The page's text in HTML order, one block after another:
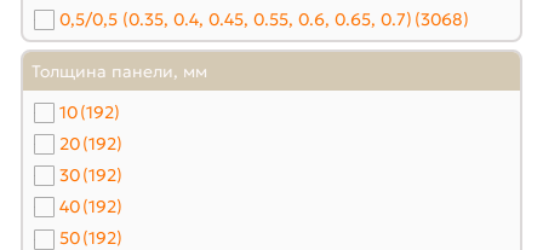
0,5/0,5 (0.35, 0.4, 0.45, 0.55, 0.6, 0.65, 0.7) (3068)
Толщина панели, мм
10(192)
20(192)
30(192)
40(192)
50(192)